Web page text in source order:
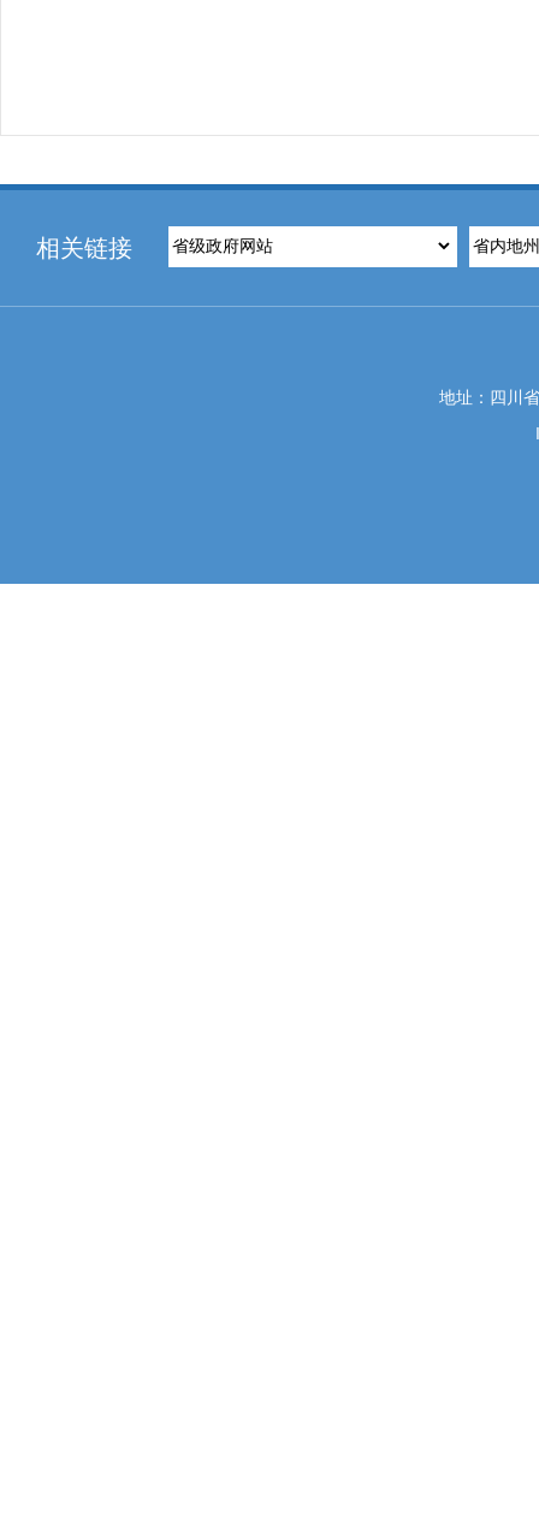
相关链接
地址：四川